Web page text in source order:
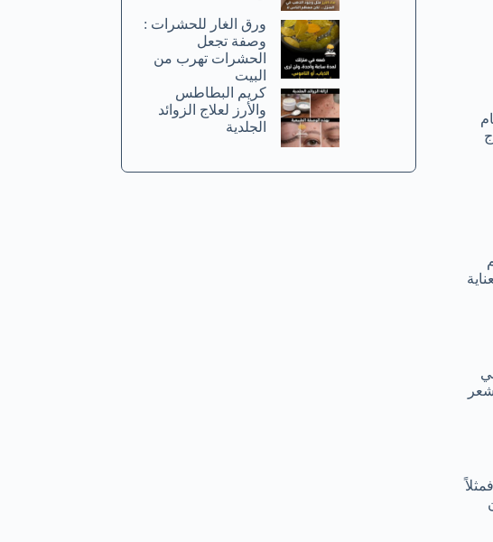
ورق الغار للحشرات :
وصفة تجعل
الحشرات تهرب من
البيت
كريم البطاطس
والأرز لعلاج الزوائد
الجلدية